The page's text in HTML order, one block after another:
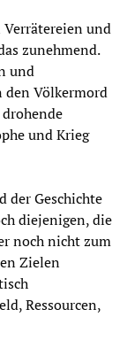
und
zunehmend.
und
den Völkermord
und Krieg
der Geschichte
diejenigen, die
noch nicht zum
Zielen
Ressourcen,